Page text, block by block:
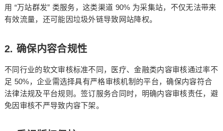
用 “万站群发” 类服务，这类渠道 90% 为采集站，不仅无法带来
有效流量，还可能因垃圾外链导致网站降权。
2. 确保内容合规性
不同行业的软文审核标准不同，医疗、金融类内容审核通过率不
足 50%，企业需选择具有严格审核机制的平台，确保内容符合
法律法规及平台规则。签订服务合同时，明确内容审核责任，避
免因审核不严导致内容下架。